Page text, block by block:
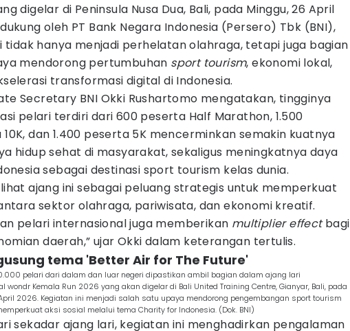
digelar di Peninsula Nusa Dua, Bali, pada Minggu, 26 April
oleh PT Bank Negara Indonesia (Persero) Tbk (BNI),
tidak hanya menjadi perhelatan olahraga, tetapi juga bagian
mendorong pertumbuhan sport tourism, ekonomi lokal,
transformasi digital di Indonesia.
Secretary BNI Okki Rushartomo mengatakan, tingginya
pelari terdiri dari 600 peserta Half Marathon, 1.500
dan 1.400 peserta 5K mencerminkan semakin kuatnya
hidup sehat di masyarakat, sekaligus meningkatnya daya
sebagai destinasi sport tourism kelas dunia.
ajang ini sebagai peluang strategis untuk memperkuat
sektor olahraga, pariwisata, dan ekonomi kreatif.
pelari internasional juga memberikan multiplier effectbagi
daerah,” ujar Okki dalam keterangan tertulis.
tema 'Better Air for The Future'
pelari dari dalam dan luar negeri dipastikan ambil bagian dalam ajang lari
wondr Kemala Run 2026 yang akan digelar di Bali United Training Centre, Gianyar, Bali, pada
2026. Kegiatan ini menjadi salah satu upaya mendorong pengembangan sport tourism
aksi sosial melalui tema Charity for Indonesia. (Dok. BNI)
sekadar ajang lari, kegiatan ini menghadirkan pengalaman